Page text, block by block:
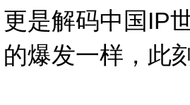
更是解码中国IP
的爆发一样，此